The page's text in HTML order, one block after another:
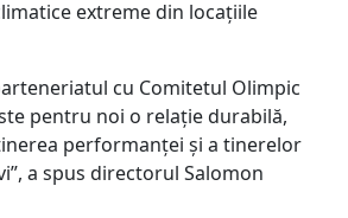
extreme din locațiile
cu Comitetul Olimpic
pentru noi o relație durabilă,
performanței și a tinerelor
a spus directorul Salomon